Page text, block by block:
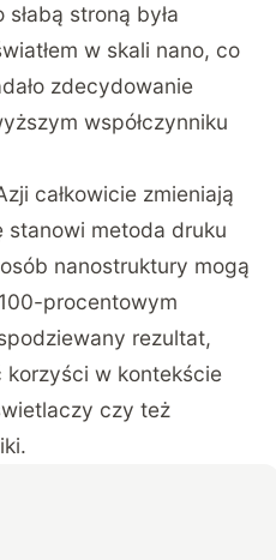
stroną była
w skali nano, co
zdecydowanie
współczynniku
całkowicie zmieniają
metoda druku
nanostruktury mogą
procentowym
rezultat,
w kontekście
czy też